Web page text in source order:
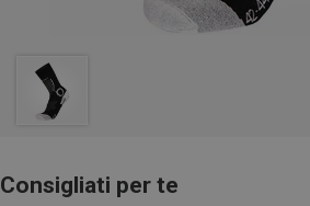
Consigliati per te